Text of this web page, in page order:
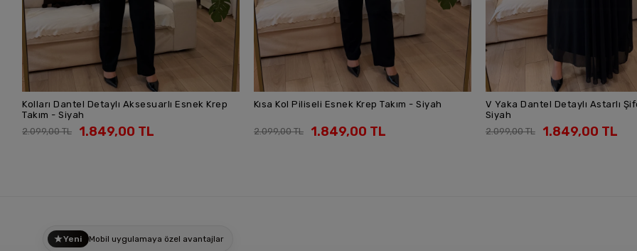
SEPETE EKLE
Kısa Kol Piliseli Esnek Krep Takım - Siyah
2.099,00 TL 1.849,00 TL
SEPETE EKLE
V Yaka Dantel Detaylı Astarlı Şifon Elbise -
2.099,00 TL
1.849,00 TL
SEPETE EKLE
Kolları Dantel Maxi Kruvaze
2.099,00 TL 1.849,00 TL
Yeni Mobil uygulamaya özel avantajlar